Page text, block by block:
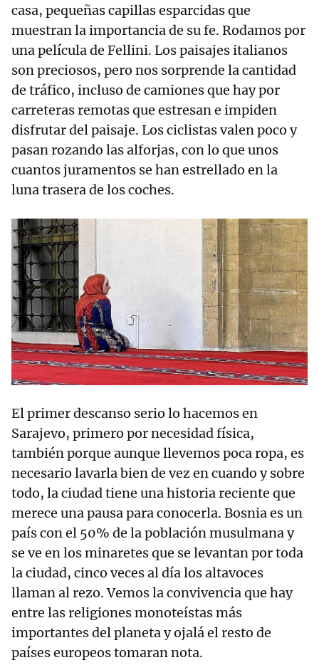
casa, pequeñas capillas esparcidas que
muestran la importancia de su fe. Rodamos por
una película de Fellini. Los paisajes italianos
son preciosos, pero nos sorprende la cantidad
de tráfico, incluso de camiones que hay por
carreteras remotas que estresan e impiden
disfrutar del paisaje. Los ciclistas valen poco y
pasan rozando las alforjas, con lo que unos
cuantos juramentos se han estrellado en la
luna trasera de los coches.
El primer descanso serio lo hacemos en
Sarajevo, primero por necesidad física,
también porque aunque llevemos poca ropa, es
necesario lavarla bien de vez en cuando y sobre
todo, la ciudad tiene una historia reciente que
merece una pausa para conocerla. Bosnia es un
país con el 50% de la población musulmana y
se ve en los minaretes que se levantan por toda
la ciudad, cinco veces al día los altavoces
llaman al rezo. Vemos la convivencia que hay
entre las religiones monoteístas más
importantes del planeta y ojalá el resto de
países europeos tomaran nota.